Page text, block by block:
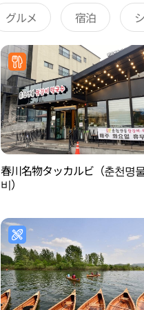
グルメ 宿泊
春川名物タッカルビ（춘천명
비）